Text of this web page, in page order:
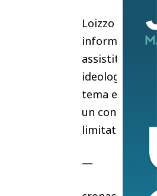
Loizzo ha poi
informato,
assistita che
ideologico”.
tema e ha
un contesto
limitata
—